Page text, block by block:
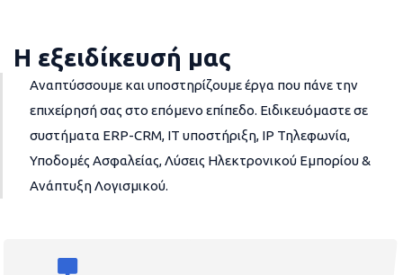
Η εξειδίκευσή μας
Αναπτύσσουμε και υποστηρίζουμε έργα που πάνε την
επιχείρησή σας στο επόμενο επίπεδο. Ειδικευόμαστε σε
συστήματα ERP-CRM, IT υποστήριξη, IP Τηλεφωνία,
Υποδομές Ασφαλείας, Λύσεις Ηλεκτρονικού Εμπορίου &
Ανάπτυξη Λογισμικού.